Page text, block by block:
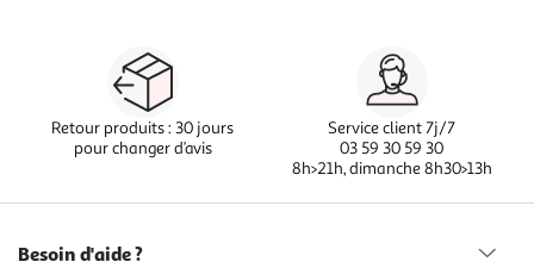
Retour produits : 30 jours
pour changer d’avis
Service client 7j/7
03 59 30 59 30
8h>21h, dimanche 8h30>13h
Besoin d'aide ?